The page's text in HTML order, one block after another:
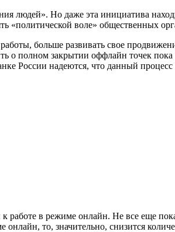
людей». Но даже эта инициатива
«политической воле» общественных
больше развивать свое
полном закрытии оффлайн точек
России надеются, что данный
в режиме онлайн. Не все еще
то, значительно, снизится